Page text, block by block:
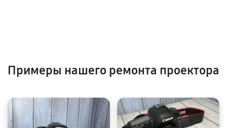
Примеры нашего ремонта проектора